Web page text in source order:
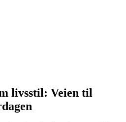
livsstil: Veien til